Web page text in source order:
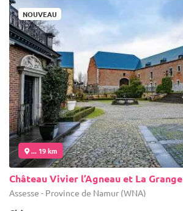
NOUVEAU
... 19 km
Château Vivier l’Agneau et La Grange
Assesse - Province de Namur (WNA)